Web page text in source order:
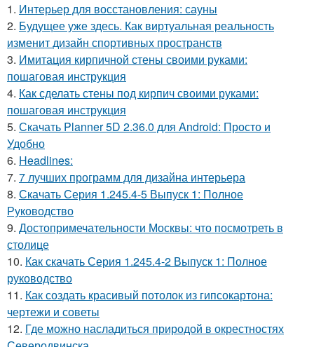
1. Интерьер для восстановления: сауны
2. Будущее уже здесь. Как виртуальная реальность
изменит дизайн спортивных пространств
3. Имитация кирпичной стены своими руками:
пошаговая инструкция
4. Как сделать стены под кирпич своими руками:
пошаговая инструкция
5. Скачать Planner 5D 2.36.0 для Android: Просто и
Удобно
6. Headlines:
7. 7 лучших программ для дизайна интерьера
8. Скачать Серия 1.245.4-5 Выпуск 1: Полное
Руководство
9. Достопримечательности Москвы: что посмотреть в
столице
10. Как скачать Серия 1.245.4-2 Выпуск 1: Полное
руководство
11. Как создать красивый потолок из гипсокартона:
чертежи и советы
12. Где можно насладиться природой в окрестностях